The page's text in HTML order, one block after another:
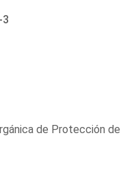
3
de Protección de